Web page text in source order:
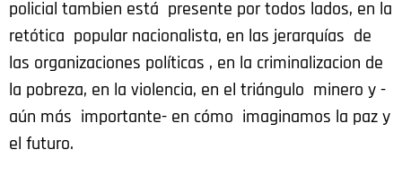
policial tambien está presente por todos lados, en la
retótica popular nacionalista, en las jerarquías de
las organizaciones políticas , en la criminalizacion de
la pobreza, en la violencia, en el triángulo minero y -
aún más importante- en cómo imaginamos la paz y
el futuro.